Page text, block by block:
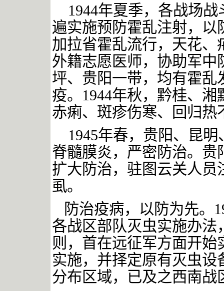
1944年夏季，各战场
遍实施预防霍乱注射，
加拉省霍乱流行，天花
外籍志愿医师，协助军
坪、贵阳一带，均有霍
疫。 1944年秋，黔桂、湘
赤痢、斑疹伤寒、回归
1945年春，贵阳、昆
脊髓膜炎，严密防治。
扩大防治，驻图云关人
虱。
防治疫病，以防为先。
各战区部队灭虫实施办
则，首在远征军方面开始
实施，并择定原有灭虫设
分布区域，已及之西南